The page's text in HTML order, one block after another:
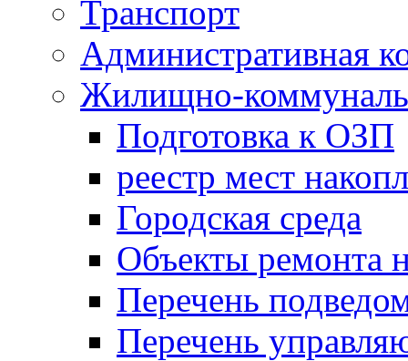
Транспорт
Административная
Жилищно-
Подготовка к ОЗП
реестр мест
Городская среда
Объекты ремонта
Перечень
Перечень